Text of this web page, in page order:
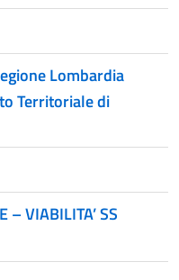
Lombardia
Territoriale di
– VIABILITA’ SS